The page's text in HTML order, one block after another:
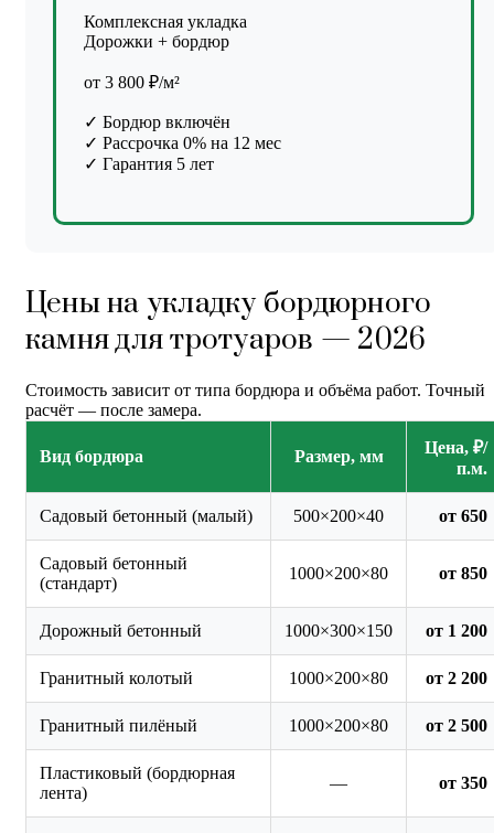
Комплексная укладка
Дорожки + бордюр
от 3 800 ₽/м²
✓ Бордюр включён
✓ Рассрочка 0% на 12 мес
✓ Гарантия 5 лет
Цены на укладку бордюрного
камня для тротуаров — 2026
Стоимость зависит от типа бордюра и объёма работ. Точный
расчёт — после замера.
Вид бордюра Размер, мм
Цена, ₽/
п.м.
Садовый бетонный (малый) 500×200×40 от 650
Садовый бетонный
(стандарт)
1000×200×80 от 850
Дорожный бетонный 1000×300×150 от 1 200
Гранитный колотый 1000×200×80 от 2 200
Гранитный пилёный 1000×200×80 от 2 500
Пластиковый (бордюрная
лента)
— от 350